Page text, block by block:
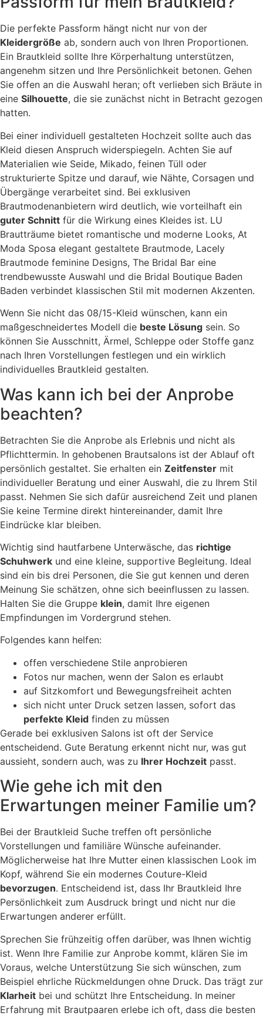
Die perfekte Passform hängt nicht nur von der
Kleidergröße ab, sondern auch von Ihren Proportionen.
Ein Brautkleid sollte Ihre Körperhaltung unterstützen,
angenehm sitzen und Ihre Persönlichkeit betonen. Gehen
Sie offen an die Auswahl heran; oft verlieben sich Bräute in
eine Silhouette, die sie zunächst nicht in Betracht gezogen
hatten.
Bei einer individuell gestalteten Hochzeit sollte auch das
Kleid diesen Anspruch widerspiegeln. Achten Sie auf
Materialien wie Seide, Mikado, feinen Tüll oder
strukturierte Spitze und darauf, wie Nähte, Corsagen und
Übergänge verarbeitet sind. Bei exklusiven
Brautmodenanbietern wird deutlich, wie vorteilhaft ein
guter Schnitt für die Wirkung eines Kleides ist. LU
Brautträume bietet romantische und moderne Looks, At
Moda Sposa elegant gestaltete Brautmode, Lacely
Brautmode feminine Designs, The Bridal Bar eine
trendbewusste Auswahl und die Bridal Boutique Baden
Baden verbindet klassischen Stil mit modernen Akzenten.
Wenn Sie nicht das 08/15-Kleid wünschen, kann ein
maßgeschneidertes Modell die beste Lösung sein. So
können Sie Ausschnitt, Ärmel, Schleppe oder Stoffe ganz
nach Ihren Vorstellungen festlegen und ein wirklich
individuelles Brautkleid gestalten.
Was kann ich bei der Anprobe
beachten?
Betrachten Sie die Anprobe als Erlebnis und nicht als
Pflichttermin. In gehobenen Brautsalons ist der Ablauf oft
persönlich gestaltet. Sie erhalten ein Zeitfenster mit
individueller Beratung und einer Auswahl, die zu Ihrem Stil
passt. Nehmen Sie sich dafür ausreichend Zeit und planen
Sie keine Termine direkt hintereinander, damit Ihre
Eindrücke klar bleiben.
Wichtig sind hautfarbene Unterwäsche, das richtige
Schuhwerk und eine kleine, supportive Begleitung. Ideal
sind ein bis drei Personen, die Sie gut kennen und deren
Meinung Sie schätzen, ohne sich beeinflussen zu lassen.
Halten Sie die Gruppe klein, damit Ihre eigenen
Empfindungen im Vordergrund stehen.
Folgendes kann helfen:
offen verschiedene Stile anprobieren
Fotos nur machen, wenn der Salon es erlaubt
auf Sitzkomfort und Bewegungsfreiheit achten
sich nicht unter Druck setzen lassen, sofort das
perfekte Kleid finden zu müssen
Gerade bei exklusiven Salons ist oft der Service
entscheidend. Gute Beratung erkennt nicht nur, was gut
aussieht, sondern auch, was zu Ihrer Hochzeit passt.
Wie gehe ich mit den
Erwartungen meiner Familie um?
Bei der Brautkleid Suche treffen oft persönliche
Vorstellungen und familiäre Wünsche aufeinander.
Möglicherweise hat Ihre Mutter einen klassischen Look im
Kopf, während Sie ein modernes Couture-Kleid
bevorzugen. Entscheidend ist, dass Ihr Brautkleid Ihre
Persönlichkeit zum Ausdruck bringt und nicht nur die
Erwartungen anderer erfüllt.
Sprechen Sie frühzeitig offen darüber, was Ihnen wichtig
ist. Wenn Ihre Familie zur Anprobe kommt, klären Sie im
Voraus, welche Unterstützung Sie sich wünschen, zum
Beispiel ehrliche Rückmeldungen ohne Druck. Das trägt zur
Klarheit bei und schützt Ihre Entscheidung. In meiner
Erfahrung mit Brautpaaren erlebe ich oft, dass die besten